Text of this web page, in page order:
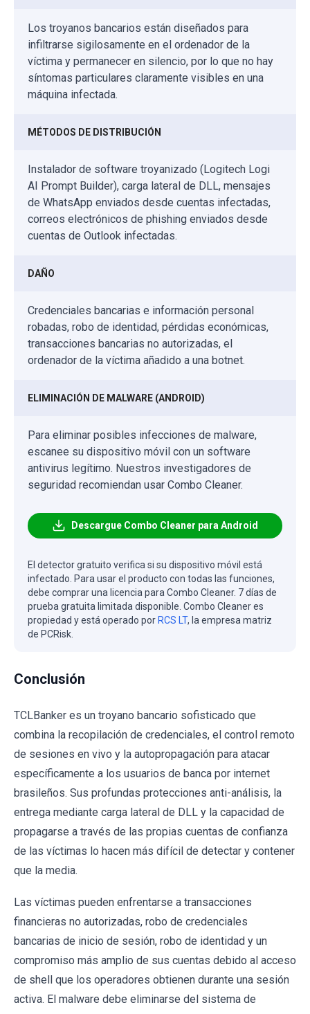
Los troyanos bancarios están diseñados para
infiltrarse sigilosamente en el ordenador de la
víctima y permanecer en silencio, por lo que no hay
síntomas particulares claramente visibles en una
máquina infectada.
MÉTODOS DE DISTRIBUCIÓN
Instalador de software troyanizado (Logitech Logi
AI Prompt Builder), carga lateral de DLL, mensajes
de WhatsApp enviados desde cuentas infectadas,
correos electrónicos de phishing enviados desde
cuentas de Outlook infectadas.
DAÑO
Credenciales bancarias e información personal
robadas, robo de identidad, pérdidas económicas,
transacciones bancarias no autorizadas, el
ordenador de la víctima añadido a una botnet.
ELIMINACIÓN DE MALWARE (ANDROID)
Para eliminar posibles infecciones de malware,
escanee su dispositivo móvil con un software
antivirus legítimo. Nuestros investigadores de
seguridad recomiendan usar Combo Cleaner.
Descargue Combo Cleaner para Android
El detector gratuito verifica si su dispositivo móvil está
infectado. Para usar el producto con todas las funciones,
debe comprar una licencia para Combo Cleaner. 7 días de
prueba gratuita limitada disponible. Combo Cleaner es
propiedad y está operado por RCS LT, la empresa matriz
de PCRisk.
Conclusión
TCLBanker es un troyano bancario sofisticado que
combina la recopilación de credenciales, el control remoto
de sesiones en vivo y la autopropagación para atacar
específicamente a los usuarios de banca por internet
brasileños. Sus profundas protecciones anti-análisis, la
entrega mediante carga lateral de DLL y la capacidad de
propagarse a través de las propias cuentas de confianza
de las víctimas lo hacen más difícil de detectar y contener
que la media.
Las víctimas pueden enfrentarse a transacciones
financieras no autorizadas, robo de credenciales
bancarias de inicio de sesión, robo de identidad y un
compromiso más amplio de sus cuentas debido al acceso
de shell que los operadores obtienen durante una sesión
activa. El malware debe eliminarse del sistema de